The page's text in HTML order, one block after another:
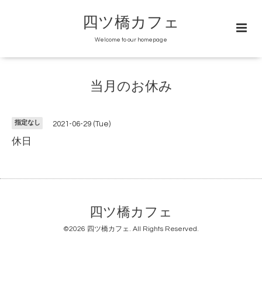
四ツ橋カフェ
Welcome to our homepage
当月のお休み
指定なし 2021-06-29 (Tue)
休日
四ツ橋カフェ
©2026 四ツ橋カフェ. All Rights Reserved.